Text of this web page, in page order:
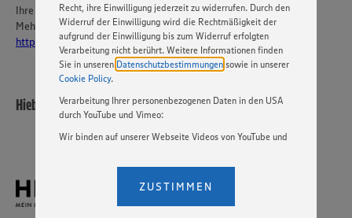
Recht, ihre Einwilligung jederzeit zu widerrufen. Durch den
Widerruf der Einwilligung wird die Rechtmäßigkeit der
aufgrund der Einwilligung bis zum Widerruf erfolgten
Verarbeitung nicht berührt. Weitere Informationen finden
Sie in unseren Datenschutzbestimmungen sowie in unserer
Cookie Policy.
Verarbeitung Ihrer personenbezogenen Daten in den USA
durch YouTube und Vimeo:
Wir binden auf unserer Webseite Videos von YouTube und
Einstellungen bezüglich YouTube und Vimeo zu ändern,
ein, dass Ihre Daten (IP-Adresse, Zeitstempel, ggf.
Nutzerverhalten auf unserer Webseite) an die Anbieter der
ZUSTIMMEN
Ihre Ansprechperson
Mehr über EDEKA Südwest:
https://karriere-edeka.de/
Hieber´s Frische Center KG